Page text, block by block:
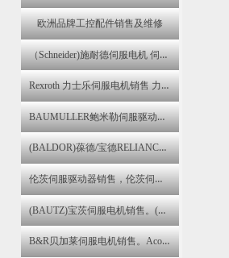
欧洲品牌工控配件销售及维修
（Schneider)施耐德伺服电机 伺服驱动器维修 变频器销售 控制器维修
Rexroth 力士乐伺服电机销售 力士乐伺服器变频器报警维修
BAUMULLER鲍米勒伺服驱动器,伺服电机销售 包米勒伺服器报警维修
(BALDOR)葆德/宝德RELIANCE ELECTRIC瑞恩伺服马达维修
伦茨伺服驱动器销售，伦茨伺服电机维修伦茨变频器维修
(BAUTZ)宝茨伺服电机销售。(BAUTZ)宝茨伺服驱动器维修
B&R贝加莱伺服电机销售。Acopos伺服驱动器维修,B&R贝加莱直流电机维修